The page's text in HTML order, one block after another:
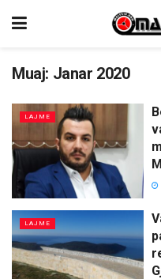
Muaj: Janar 2020
LAJME
LAJME